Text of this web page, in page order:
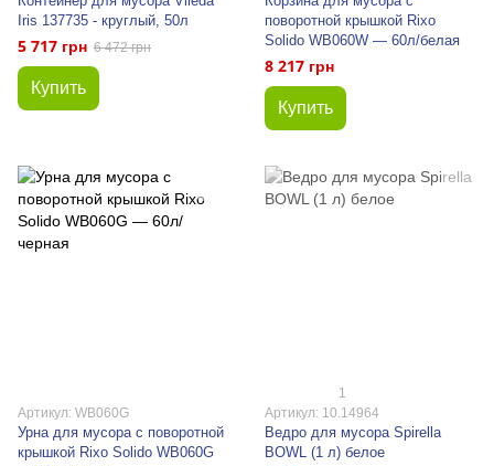
Iris 137735 - круглый, 50л
5 717 грн 6 472 грн
Купить
поворотной крышкой Rixo
Solido WB060W — 60л/белая
8 217 грн
Купить
Артикул: WB060G
Урна для мусора с поворотной
крышкой Rixo Solido WB060G
1
Артикул: 10.14964
Ведро для мусора Spirella
BOWL (1 л) белое